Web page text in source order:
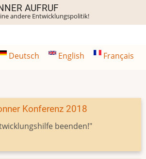
AUFRUF
andere Entwicklungspolitik!
Deutsch English Français
Konferenz 2018
beenden!"